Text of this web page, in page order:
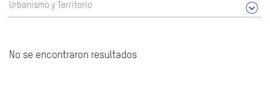
Urbanismo y Territorio
No se encontraron resultados